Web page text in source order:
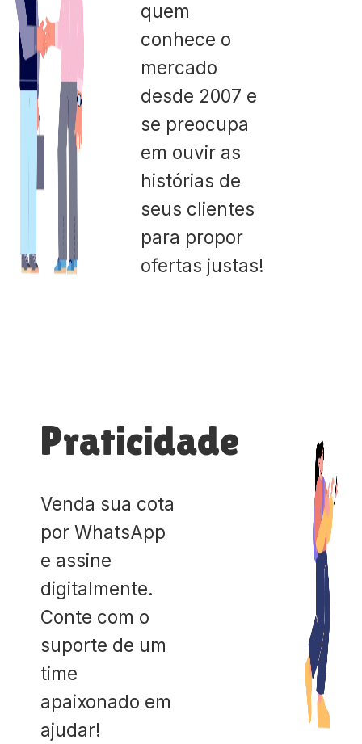
quem
conhece o
mercado
desde 2007 e
se preocupa
em ouvir as
histórias de
seus clientes
para propor
ofertas justas!
Praticidade
Venda sua cota
por WhatsApp
e assine
digitalmente.
Conte com o
suporte de um
time
apaixonado em
ajudar!